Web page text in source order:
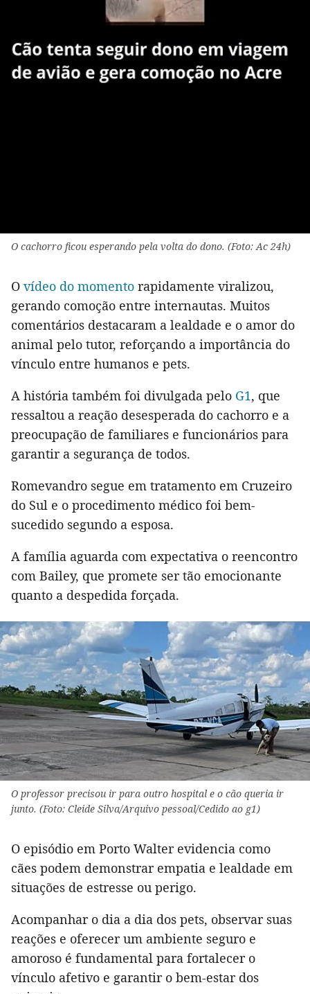
O cachorro ficou esperando pela volta do dono. (Foto: Ac 24h)
O vídeo do momento rapidamente viralizou,
gerando comoção entre internautas. Muitos
comentários destacaram a lealdade e o amor do
animal pelo tutor, reforçando a importância do
vínculo entre humanos e pets.
A história também foi divulgada pelo G1, que
ressaltou a reação desesperada do cachorro e a
preocupação de familiares e funcionários para
garantir a segurança de todos.
Romevandro segue em tratamento em Cruzeiro
do Sul e o procedimento médico foi bem-
sucedido segundo a esposa.
A família aguarda com expectativa o reencontro
com Bailey, que promete ser tão emocionante
quanto a despedida forçada.
O professor precisou ir para outro hospital e o cão queria ir
junto. (Foto: Cleide Silva/Arquivo pessoal/Cedido ao g1)
O episódio em Porto Walter evidencia como
cães podem demonstrar empatia e lealdade em
situações de estresse ou perigo.
Acompanhar o dia a dia dos pets, observar suas
reações e oferecer um ambiente seguro e
amoroso é fundamental para fortalecer o
vínculo afetivo e garantir o bem-estar dos